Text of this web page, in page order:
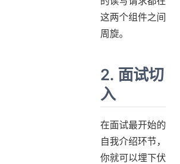
这两个组件之间
周旋。
2. 面试切
入
在面试最开始的
自我介绍环节，
你就可以埋下伏